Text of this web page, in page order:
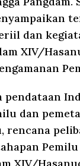
dan
XIV/
pendataan
dan
rencana
XIV/